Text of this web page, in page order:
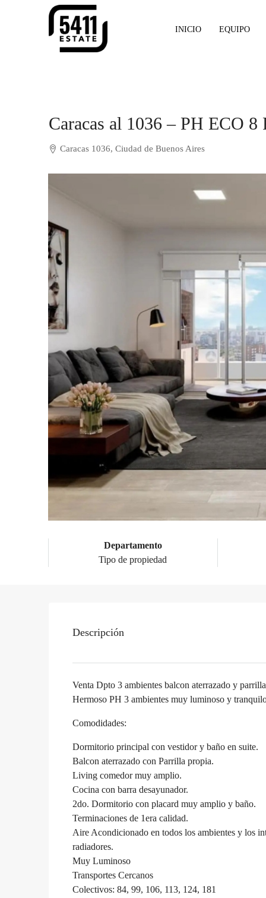
INICIO EQUIPO
Caracas al 1036 – PH ECO 8
Caracas 1036, Ciudad de Buenos Aires
Departamento
Tipo de propiedad
Descripción
Venta Dpto 3 ambientes balcon aterrazado y
Hermoso PH 3 ambientes muy luminoso y
Comodidades:
Dormitorio principal con vestidor y baño en suite.
Balcon aterrazado con Parrilla propia.
Living comedor muy amplio.
Cocina con barra desayunador.
2do. Dormitorio con placard muy amplio y baño.
Terminaciones de 1era calidad.
Aire Acondicionado en todos los ambientes y los
radiadores.
Muy Luminoso
Transportes Cercanos
Colectivos: 84, 99, 106, 113, 124, 181